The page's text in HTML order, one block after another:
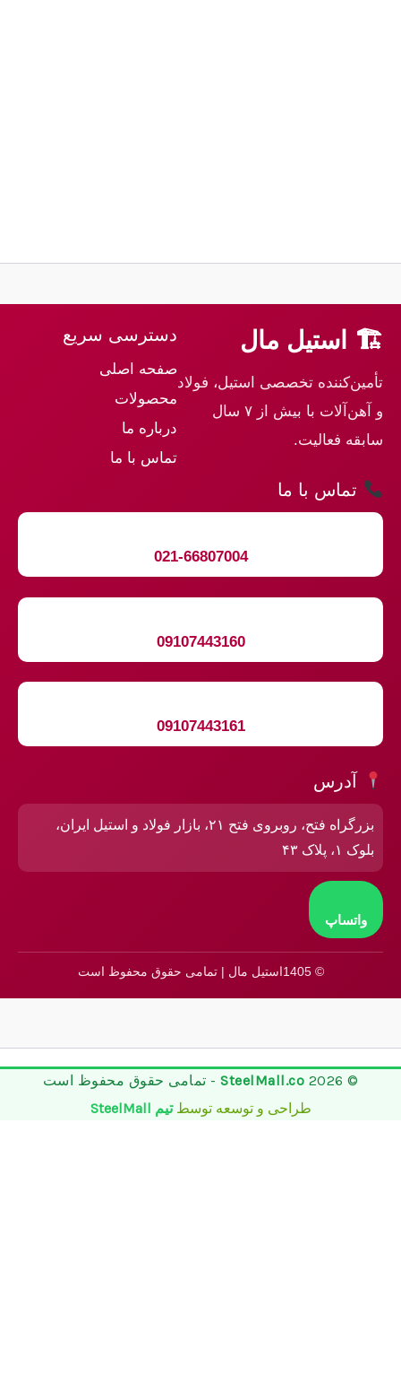
🏗 استیل مال
تأمین‌کننده تخصصی استیل، فولاد
و آهن‌آلات با بیش از ۷ سال
سابقه فعالیت.
دسترسی سریع
صفحه اصلی
محصولات
درباره ما
تماس با ما
تماس با ما
021-66807004
09107443160
09107443161
آدرس
بزرگراه فتح، روبروی فتح ۲۱، بازار فولاد و استیل ایران،
بلوک ۱، پلاک ۴۳
واتساپ
© 1405استیل مال | تمامی حقوق محفوظ است
© 2026
SteelMall.co - تمامی حقوق محفوظ است
طراحی و توسعه توسطتیم SteelMall